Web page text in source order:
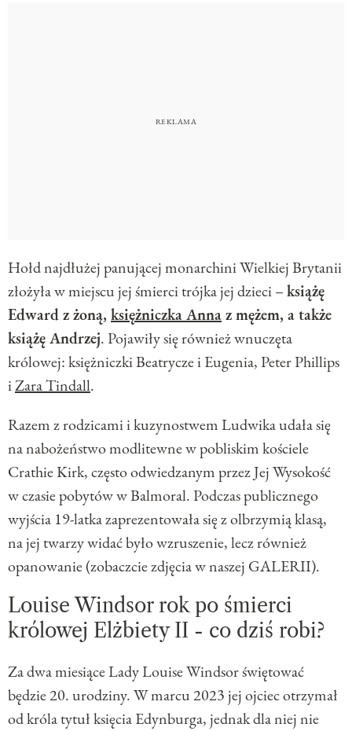
Hołd najdłużej panującej monarchini Wielkiej Brytanii
złożyła w miejscu jej śmierci trójka jej dzieci –książę
Edward z żoną, księżniczka Annaz mężem, a także
książę Andrzej. Pojawiły się również wnuczęta
królowej: księżniczki Beatrycze i Eugenia, Peter Phillips
iZara Tindall.
Razem z rodzicami i kuzynostwem Ludwika udała się
na nabożeństwo modlitewne w pobliskim kościele
Crathie Kirk, często odwiedzanym przez Jej Wysokość
w czasie pobytów w Balmoral. Podczas publicznego
wyjścia 19-latka zaprezentowała się z olbrzymią klasą,
na jej twarzy widać było wzruszenie, lecz również
opanowanie (zobaczcie zdjęcia w naszej GALERII).
Louise Windsor rok po śmierci
królowej Elżbiety II - co dziś robi?
Za dwa miesiące Lady Louise Windsor świętować
będzie 20. urodziny. W marcu 2023 jej ojciec otrzymał
od króla tytuł księcia Edynburga, jednak dla niej nie